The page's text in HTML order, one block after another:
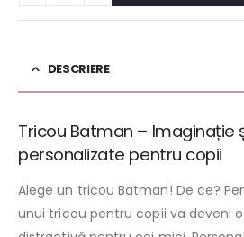
DESCRIERE
Tricou Batman – Imaginație
personalizate pentru copii
Alege un tricou Batman! De ce?
unui tricou pentru copii va deveni